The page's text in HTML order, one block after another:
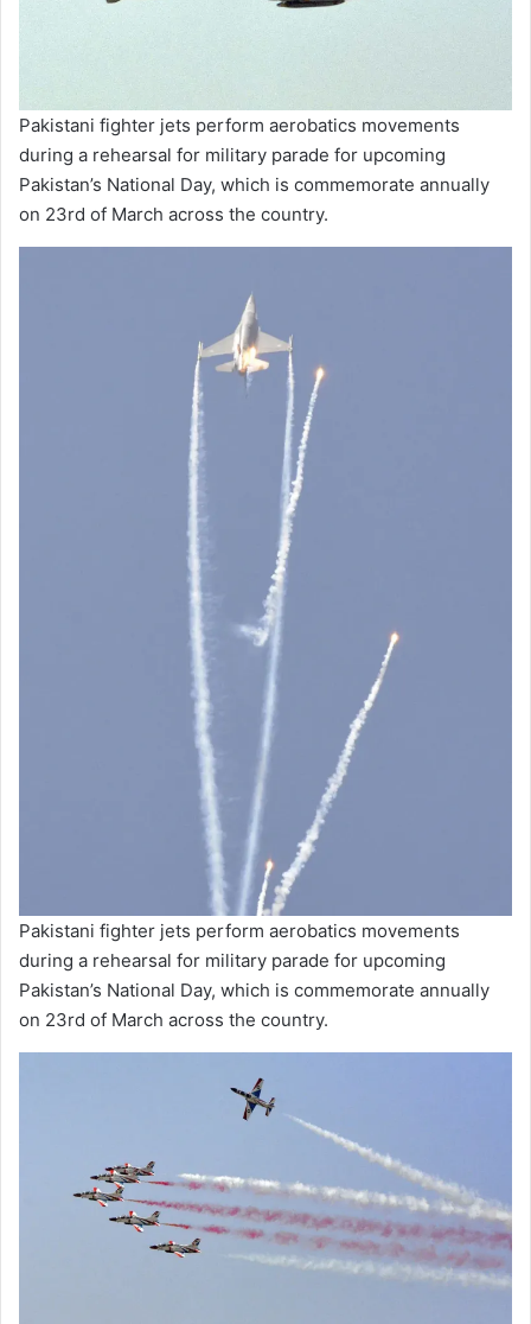
Pakistani fighter jets perform aerobatics movements
during a rehearsal for military parade for upcoming
Pakistan’s National Day, which is commemorate annually
on 23rd of March across the country.
Pakistani fighter jets perform aerobatics movements
during a rehearsal for military parade for upcoming
Pakistan’s National Day, which is commemorate annually
on 23rd of March across the country.